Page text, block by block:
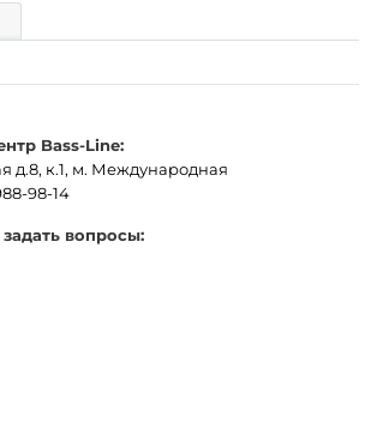
Bass-Line:
д.8, к.1, м. Международная
98-14
задать вопросы: